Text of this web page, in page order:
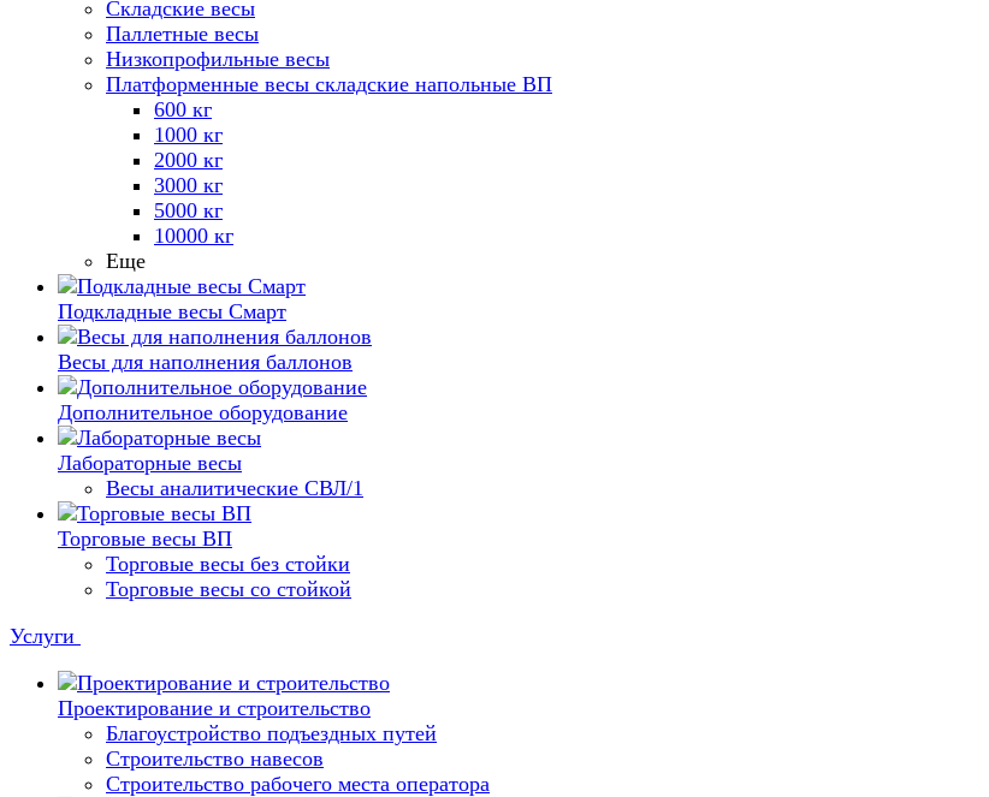
Складские весы
Паллетные весы
Низкопрофильные весы
Платформенные весы складские напольные ВП
600 кг
1000 кг
2000 кг
3000 кг
5000 кг
10000 кг
Еще
Подкладные весы Смарт
Весы для наполнения баллонов
Дополнительное оборудование
Лабораторные весы
Весы аналитические СВЛ/1
Торговые весы ВП
Торговые весы без стойки
Торговые весы со стойкой
Услуги
Проектирование и строительство
Благоустройство подъездных путей
Строительство навесов
Строительство рабочего места оператора